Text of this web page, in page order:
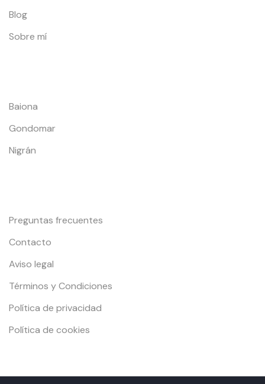
Blog
Sobre mí
Baiona
Gondomar
Nigrán
Preguntas frecuentes
Contacto
Aviso legal
Términos y Condiciones
Política de privacidad
Política de cookies